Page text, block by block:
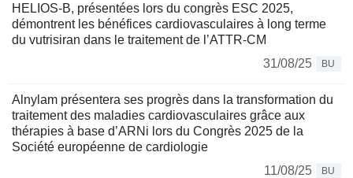
HELIOS-B, présentées lors du congrès ESC 2025,
démontrent les bénéfices cardiovasculaires à long terme
du vutrisiran dans le traitement de l’ATTR-CM
31/08/25
BU
Alnylam présentera ses progrès dans la transformation du
traitement des maladies cardiovasculaires grâce aux
thérapies à base d’ARNi lors du Congrès 2025 de la
Société européenne de cardiologie
11/08/25
BU